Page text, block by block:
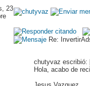
23
Re:
chutyvaz escribió:
Hola, acabo de